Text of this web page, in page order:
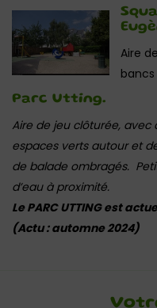
Aire
Parc Utting.
Aire de jeu clôturée, avec
espaces verts autour et
de balade ombragés.
d’eau à proximité.
Le PARC UTTING est
(Actu : automne 2024)